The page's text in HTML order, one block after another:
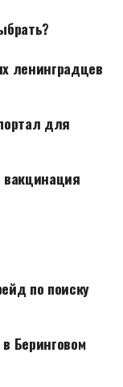
ленинградцев
для
вакцинация
по поиску
Беринговом